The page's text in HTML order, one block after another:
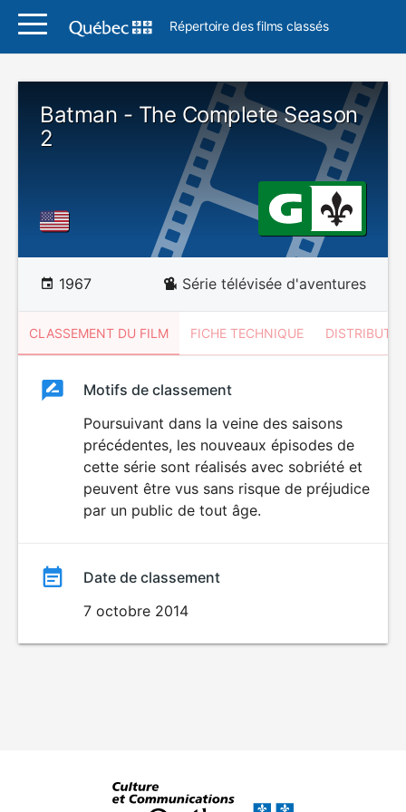
Répertoire des films classés
Batman - The Complete Season
2
1967 Série télévisée d'aventures
CLASSEMENT DU FILM FICHE TECHNIQUE
ClassementClassement
Motifs de classement
Poursuivant dans la veine des saisons
précédentes, les nouveaux épisodes de
cette série sont réalisés avec sobriété et
peuvent être vus sans risque de préjudice
par un public de tout âge.
Date de classement
7 octobre 2014